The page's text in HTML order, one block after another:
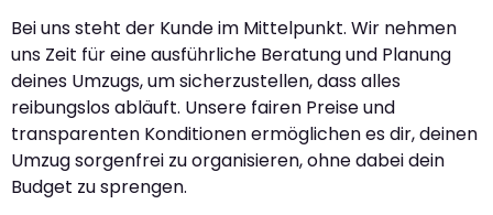
Bei uns steht der Kunde im Mittelpunkt. Wir nehmen
uns Zeit für eine ausführliche Beratung und Planung
deines Umzugs, um sicherzustellen, dass alles
reibungslos abläuft. Unsere fairen Preise und
transparenten Konditionen ermöglichen es dir, deinen
Umzug sorgenfrei zu organisieren, ohne dabei dein
Budget zu sprengen.